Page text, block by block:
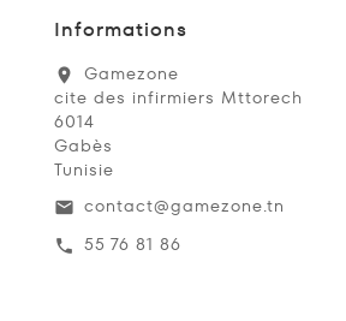
Informations
location_on
Gamezone
cite des infirmiers Mttorech
6014
Gabès
Tunisie
email contact@gamezone.tn
call 55 76 81 86